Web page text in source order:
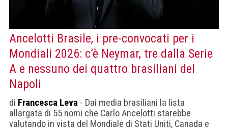
Ancelotti Brasile, i pre-convocati per i
Mondiali 2026: c’è Neymar, tre dalla Serie
A e nessuno dei quattro brasiliani del
Napoli
di Francesca Leva - Dai media brasiliani la lista
allargata di 55 nomi che Carlo Ancelotti starebbe
valutando in vista del Mondiale di Stati Uniti, Canada e